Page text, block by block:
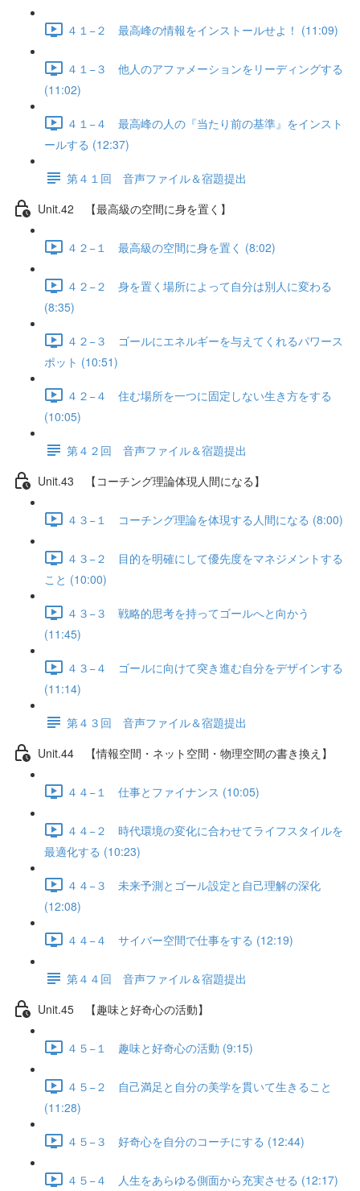
４１−２ 最高峰の情報をインストールせよ！ (11:09)
４１−３ 他人のアファメーションをリーディングする
(11:02)
４１−４ 最高峰の人の『当たり前の基準』をインスト
ールする (12:37)
第４１回 音声ファイル＆宿題提出
Unit.42 【最高級の空間に身を置く】
４２−１ 最高級の空間に身を置く (8:02)
４２−２ 身を置く場所によって自分は別人に変わる
(8:35)
４２−３ ゴールにエネルギーを与えてくれるパワース
ポット (10:51)
４２−４ 住む場所を一つに固定しない生き方をする
(10:05)
第４２回 音声ファイル＆宿題提出
Unit.43 【コーチング理論体現人間になる】
４３−１ コーチング理論を体現する人間になる (8:00)
４３−２ 目的を明確にして優先度をマネジメントする
こと (10:00)
４３−３ 戦略的思考を持ってゴールへと向かう
(11:45)
４３−４ ゴールに向けて突き進む自分をデザインする
(11:14)
第４３回 音声ファイル＆宿題提出
Unit.44 【情報空間・ネット空間・物理空間の書き換え】
４４−１ 仕事とファイナンス (10:05)
４４−２ 時代環境の変化に合わせてライフスタイルを
最適化する (10:23)
４４−３ 未来予測とゴール設定と自己理解の深化
(12:08)
４４−４ サイバー空間で仕事をする (12:19)
第４４回 音声ファイル＆宿題提出
Unit.45 【趣味と好奇心の活動】
４５−１ 趣味と好奇心の活動 (9:15)
４５−２ 自己満足と自分の美学を貫いて生きること
(11:28)
４５−３ 好奇心を自分のコーチにする (12:44)
４５−４ 人生をあらゆる側面から充実させる (12:17)